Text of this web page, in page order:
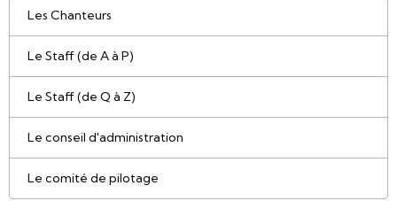
Les Chanteurs
Le Staff (de A à P)
Le Staff (de Q à Z)
Le conseil d'administration
Le comité de pilotage